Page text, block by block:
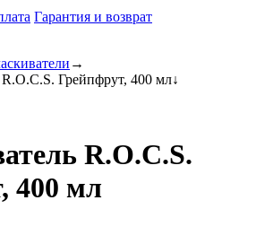
Гарантия и возврат
→
Грейпфрут, 400 мл↓
R.O.C.S.
400 мл